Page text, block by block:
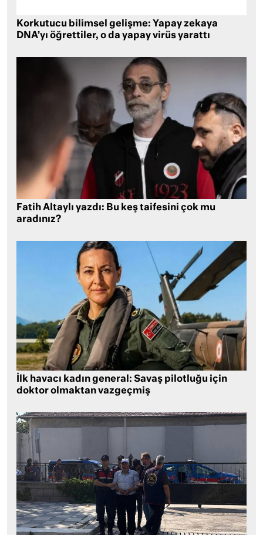
Korkutucu bilimsel gelişme: Yapay zekaya
DNA’yı öğrettiler, o da yapay virüs yarattı
Fatih Altaylı yazdı: Bu keş taifesini çok mu
aradınız?
İlk havacı kadın general: Savaş pilotluğu için
doktor olmaktan vazgeçmiş